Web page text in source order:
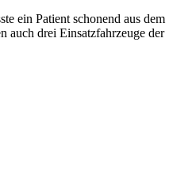
ein Patient schonend aus dem
auch drei Einsatzfahrzeuge der